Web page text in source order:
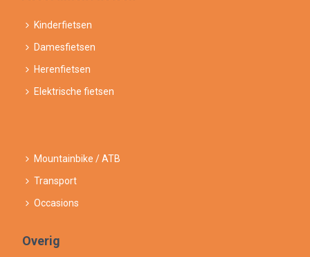
Kinderfietsen
Damesfietsen
Herenfietsen
Elektrische fietsen
Mountainbike / ATB
Transport
Occasions
Overig